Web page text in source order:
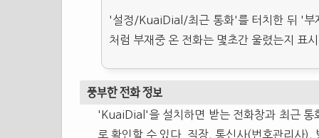
'설정/KuaiDial/최근 통화'를 터치한 뒤 '부
처럼 부재중 온 전화는 몇초간 울렸는지 표
풍부한 전화 정보
'KuaiDial'을 설치하면 받는 전화창과 최근 통
로 확인할 수 있다. 직장, 통신사(번호관리사),